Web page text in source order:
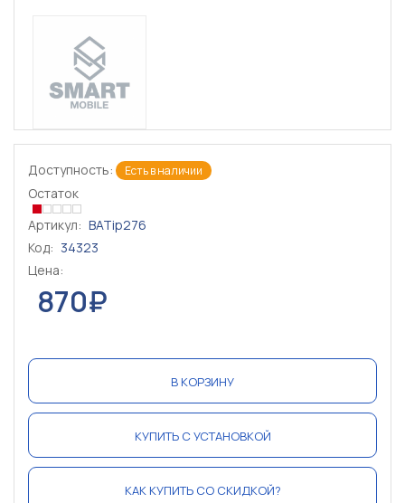
Доступность: Есть в наличии
Остаток
Артикул: BATip276
Код: 34323
Цена:
870₽
В КОРЗИНУ
КУПИТЬ С УСТАНОВКОЙ
КАК КУПИТЬ СО СКИДКОЙ?